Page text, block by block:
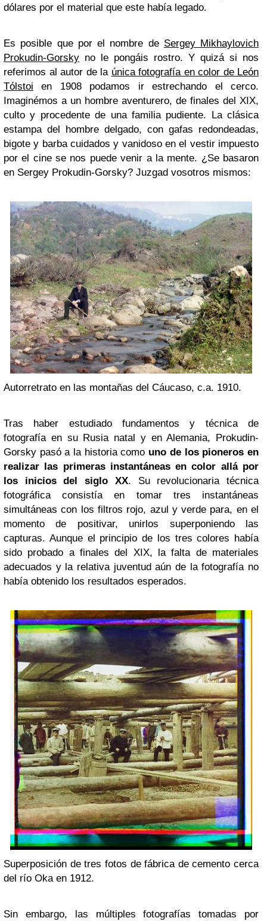
dólares por el material que este había legado.
Es posible que por el nombre de Sergey Mikhaylovich
Prokudin-Gorsky no le pongáis rostro. Y quizá si nos
referimos al autor de la única fotografía en color de León
Tólstoi en 1908 podamos ir estrechando el cerco.
Imaginémos a un hombre aventurero, de finales del XIX,
culto y procedente de una familia pudiente. La clásica
estampa del hombre delgado, con gafas redondeadas,
bigote y barba cuidados y vanidoso en el vestir impuesto
por el cine se nos puede venir a la mente. ¿Se basaron
en Sergey Prokudin-Gorsky? Juzgad vosotros mismos:
Autorretrato en las montañas del Cáucaso, c.a. 1910.
Tras haber estudiado fundamentos y técnica de
fotografía en su Rusia natal y en Alemania, Prokudin-
Gorsky pasó a la historia como uno de los pioneros en
realizar las primeras instantáneas en color allá por
los inicios del siglo XX. Su revolucionaria técnica
fotográfica consistía en tomar tres instantáneas
simultáneas con los filtros rojo, azul y verde para, en el
momento de positivar, unirlos superponiendo las
capturas. Aunque el principio de los tres colores había
sido probado a finales del XIX, la falta de materiales
adecuados y la relativa juventud aún de la fotografía no
había obtenido los resultados esperados.
Superposición de tres fotos de fábrica de cemento cerca
del río Oka en 1912.
Sin embargo, las múltiples fotografías tomadas por